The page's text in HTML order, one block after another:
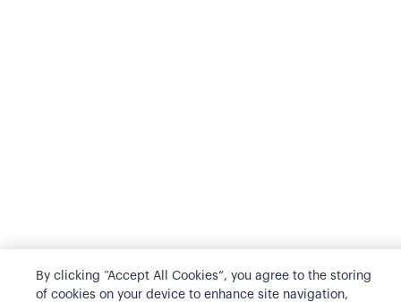
By clicking “Accept All Cookies”, you agree to the storing
of cookies on your device to enhance site navigation,